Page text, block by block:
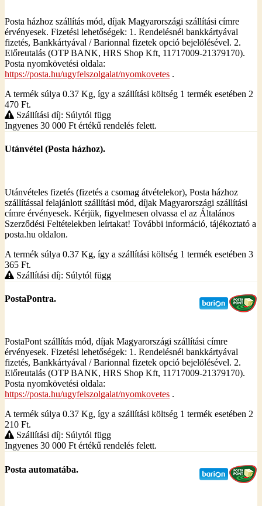
Posta házhoz szállítás mód, díjak Magyarországi szállítási címre
érvényesek. Fizetési lehetőségek: 1. Rendelésnél bankkártyával
fizetés, Bankkártyával / Barionnal fizetek opció bejelölésével. 2.
Előreutalás (OTP BANK, HRS Shop Kft, 11717009-21379170).
Posta nyomkövetési oldala:
https://posta.hu/ugyfelszolgalat/nyomkovetes .
A termék súlya 0.37 Kg, így a szállítási költség 1 termék esetében 2
470 Ft.
Szállítási díj: Súlytól függ
Ingyenes 30 000 Ft értékű rendelés felett.
Utánvétel (Posta házhoz).
Utánvételes fizetés (fizetés a csomag átvételekor), Posta házhoz
szállítással felajánlott szállítási mód, díjak Magyarországi szállítási
címre érvényesek. Kérjük, figyelmesen olvassa el az Általános
Szerződési Feltételekben leírtakat! További információ, tájékoztató a
posta.hu oldalon.
A termék súlya 0.37 Kg, így a szállítási költség 1 termék esetében 3
365 Ft.
Szállítási díj: Súlytól függ
PostaPontra.
PostaPont szállítás mód, díjak Magyarországi szállítási címre
érvényesek. Fizetési lehetőségek: 1. Rendelésnél bankkártyával
fizetés, Bankkártyával / Barionnal fizetek opció bejelölésével. 2.
Előreutalás (OTP BANK, HRS Shop Kft, 11717009-21379170).
Posta nyomkövetési oldala:
https://posta.hu/ugyfelszolgalat/nyomkovetes .
A termék súlya 0.37 Kg, így a szállítási költség 1 termék esetében 2
210 Ft.
Szállítási díj: Súlytól függ
Ingyenes 30 000 Ft értékű rendelés felett.
Posta automatába.